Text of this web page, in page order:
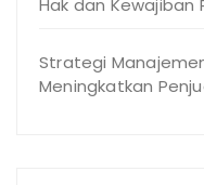
Hak dan Kewajiban
Strategi
Meningkatkan